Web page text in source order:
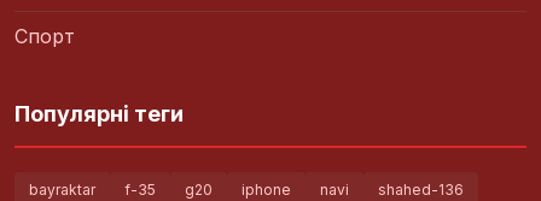
Спорт
Популярні теги
bayraktar f-35 g20 iphone navi shahed-136